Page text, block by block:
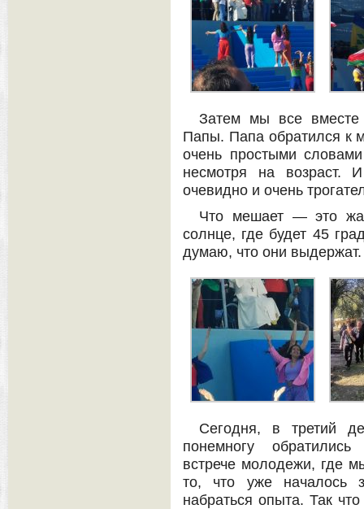
Затем мы все вместе
Папы. Папа обратился к
очень простыми
несмотря на возраст.
очевидно и очень
Что мешает — это
солнце, где будет 45
думаю, что они выдержат.
Сегодня, в третий
понемногу
встрече молодежи, где
то, что уже началось
набраться опыта. Так